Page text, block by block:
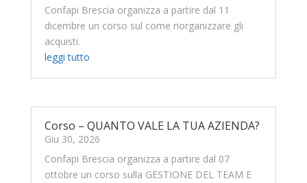
Confapi Brescia organizza a partire dal 11
dicembre un corso sul come riorganizzare gli
acquisti.
leggi tutto
Corso – QUANTO VALE LA TUA AZIENDA?
Giu 30, 2026
Confapi Brescia organizza a partire dal 07
ottobre un corso sulla GESTIONE DEL TEAM E